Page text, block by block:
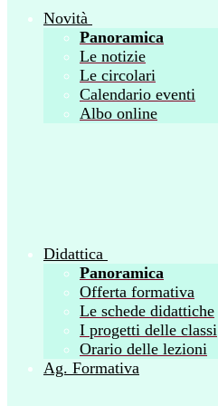
Novità
Panoramica
Le notizie
Le circolari
Calendario eventi
Albo online
Didattica
Panoramica
Offerta formativa
Le schede didattiche
I progetti delle classi
Orario delle lezioni
Ag. Formativa